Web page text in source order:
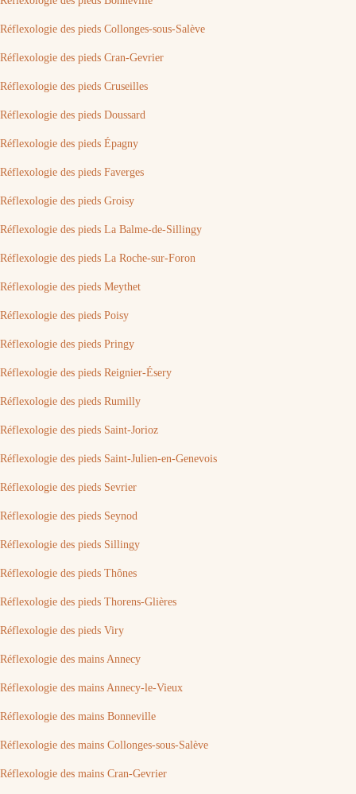
Réflexologie des pieds Collonges-sous-Salève
Réflexologie des pieds Cran-Gevrier
Réflexologie des pieds Cruseilles
Réflexologie des pieds Doussard
Réflexologie des pieds Épagny
Réflexologie des pieds Faverges
Réflexologie des pieds Groisy
Réflexologie des pieds La Balme-de-Sillingy
Réflexologie des pieds La Roche-sur-Foron
Réflexologie des pieds Meythet
Réflexologie des pieds Poisy
Réflexologie des pieds Pringy
Réflexologie des pieds Reignier-Ésery
Réflexologie des pieds Rumilly
Réflexologie des pieds Saint-Jorioz
Réflexologie des pieds Saint-Julien-en-Genevois
Réflexologie des pieds Sevrier
Réflexologie des pieds Seynod
Réflexologie des pieds Sillingy
Réflexologie des pieds Thônes
Réflexologie des pieds Thorens-Glières
Réflexologie des pieds Viry
Réflexologie des mains Annecy
Réflexologie des mains Annecy-le-Vieux
Réflexologie des mains Bonneville
Réflexologie des mains Collonges-sous-Salève
Réflexologie des mains Cran-Gevrier